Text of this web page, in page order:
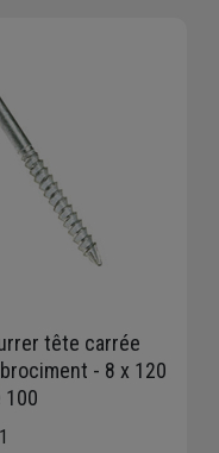
tête carrée
- 8 x 120
100